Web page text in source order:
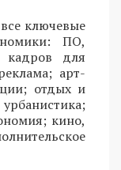
ключевые
ПО,
кадров для
арт-
отдых и
кино,